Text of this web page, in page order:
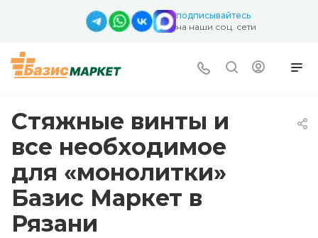
подписывайтесь
на наши соц. сети
Стяжные винты и
все необходимое
для «монолитки»
Базис Маркет в
Рязани